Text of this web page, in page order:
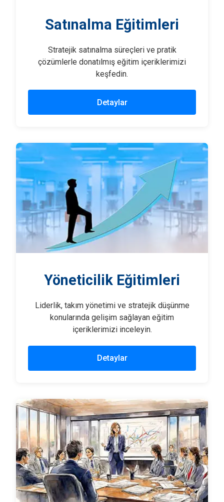
Satınalma Eğitimleri
Stratejik satınalma süreçleri ve pratik
çözümlerle donatılmış eğitim içeriklerimizi
keşfedin.
Detaylar
Yöneticilik Eğitimleri
Liderlik, takım yönetimi ve stratejik düşünme
konularında gelişim sağlayan eğitim
içeriklerimizi inceleyin.
Detaylar